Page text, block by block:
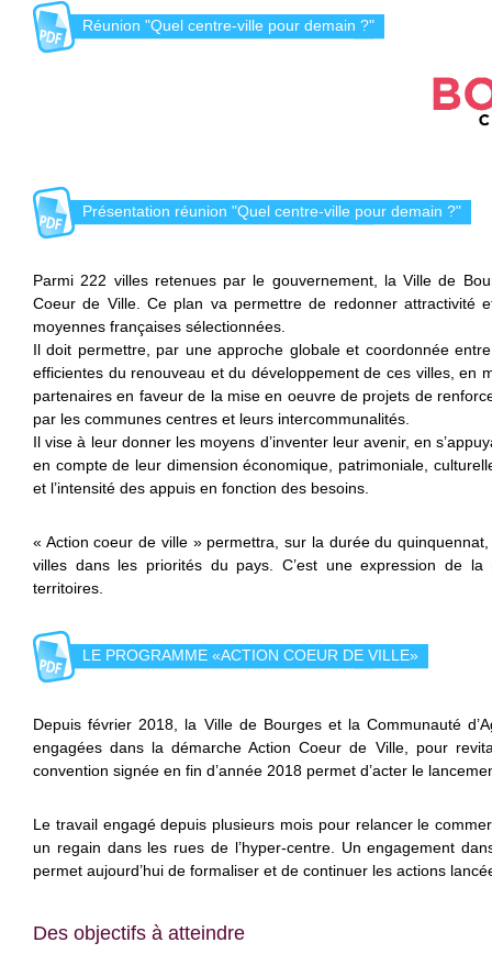
Réunion "Quel centre-ville pour demain ?"
Présentation réunion "Quel centre-ville pour demain ?"
Parmi 222 villes retenues par le gouvernement, la Ville de
Coeur de Ville. Ce plan va permettre de redonner attractivité
moyennes françaises sélectionnées.
Il doit permettre, par une approche globale et coordonnée
efficientes du renouveau et du développement de ces villes, en
partenaires en faveur de la mise en oeuvre de projets de
par les communes centres et leurs intercommunalités.
Il vise à leur donner les moyens d’inventer leur avenir, en
en compte de leur dimension économique, patrimoniale,
et l’intensité des appuis en fonction des besoins.
« Action coeur de ville » permettra, sur la durée du
villes dans les priorités du pays. C’est une expression de la
territoires.
LE PROGRAMME «ACTION COEUR DE VILLE»
Depuis février 2018, la Ville de Bourges et la Communauté
engagées dans la démarche Action Coeur de Ville, pour
convention signée en fin d’année 2018 permet d’acter le
Le travail engagé depuis plusieurs mois pour relancer le
un regain dans les rues de l’hyper-centre. Un engagement
permet aujourd’hui de formaliser et de continuer les actions
Des objectifs à atteindre